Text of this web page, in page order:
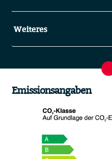
Weiteres
Emissionsangaben